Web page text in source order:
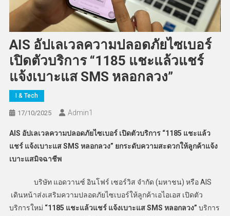
AIS อัปเลเวลความปลอดภัยไซเบอร์
เปิดตัวบริการ “1185 แชะแล้วแชร์
แจ้งเบาะแส SMS หลอกลวง”
I & Tech
17/10/2025 Admin​1
AIS อัปเลเวลความปลอดภัยไซเบอร์ เปิดตัวบริการ “1185 แชะแล้ว
แชร์ แจ้งเบาะแสSMS หลอกลวง” ยกระดับความสะดวกให้ลูกค้าแจ้ง
เบาะแสมิจฉาชีพ
บริษัท แอดวานซ์ อินโฟร์ เซอร์วิส จำกัด (มหาชน) หรือ AIS
เดินหน้าส่งเสริมความปลอดภัยไซเบอร์ให้ลูกค้าเอไอเอส เปิดตัว
บริการใหม่ “1185 แชะแล้วแชร์ แจ้งเบาะแส SMS หลอกลวง” บริการ